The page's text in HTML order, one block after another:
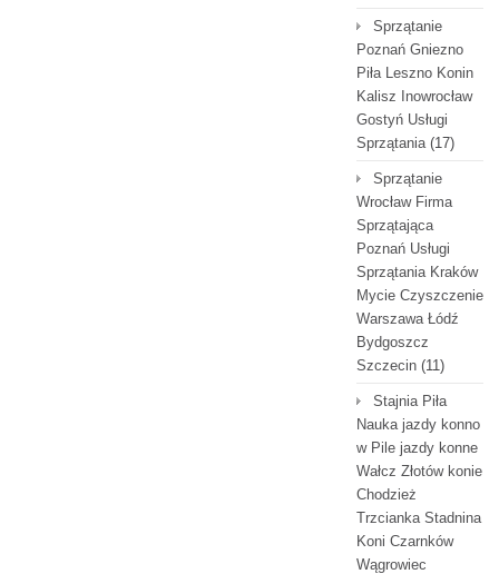
Sprzątanie
Poznań Gniezno
Piła Leszno Konin
Kalisz Inowrocław
Gostyń Usługi
Sprzątania(17)
Sprzątanie
Wrocław Firma
Sprzątająca
Poznań Usługi
Sprzątania Kraków
Mycie Czyszczenie
Warszawa Łódź
Bydgoszcz
Szczecin (11)
Stajnia Piła
Nauka jazdy konno
w Pile jazdy konne
Wałcz Złotów konie
Chodzież
Trzcianka Stadnina
Koni Czarnków
Wągrowiec